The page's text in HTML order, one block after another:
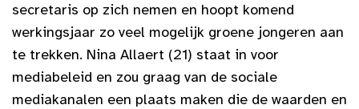
secretaris op zich nemen en hoopt komend
werkingsjaar zo veel mogelijk groene jongeren aan
te trekken. Nina Allaert (21) staat in voor
mediabeleid en zou graag van de sociale
mediakanalen een plaats maken die de waarden en